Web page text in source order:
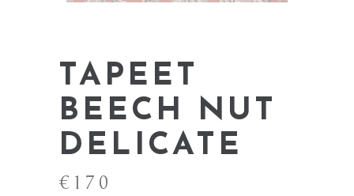
TAPEET
BEECH NUT
DELICATE
€ 170